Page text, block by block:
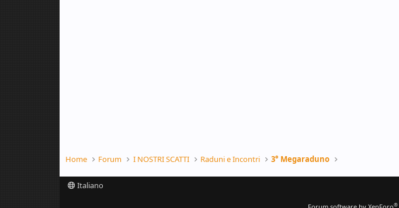
Home Forum I NOSTRI SCATTI Raduni e Incontri 3° Megaraduno
Italiano
®